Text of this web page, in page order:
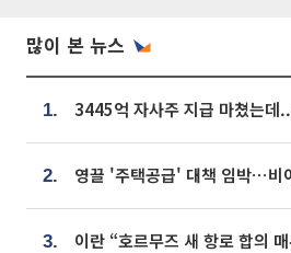
많이 본 뉴스
1.
2.
3.